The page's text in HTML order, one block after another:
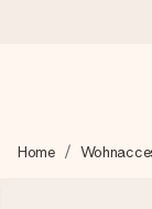
Wir bereiten
Home